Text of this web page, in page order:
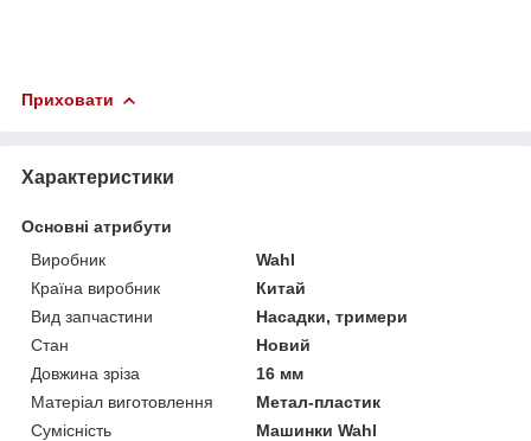
Приховати
Характеристики
Основні атрибути
Виробник
Wahl
Країна виробник
Китай
Вид запчастини
Насадки, тримери
Стан
Новий
Довжина зріза
16 мм
Матеріал виготовлення
Метал-пластик
Сумісність
Машинки Wahl